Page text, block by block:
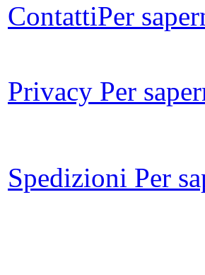
ContattiPer
Privacy Per
Spedizioni Per